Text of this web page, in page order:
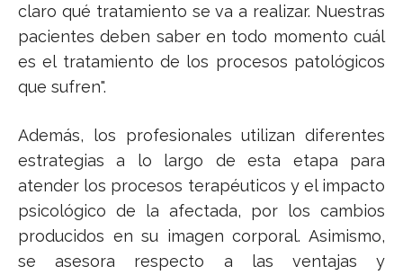
claro qué tratamiento se va a realizar. Nuestras
pacientes deben saber en todo momento cuál
es el tratamiento de los procesos patológicos
que sufren".
Además, los profesionales utilizan diferentes
estrategias a lo largo de esta etapa para
atender los procesos terapéuticos y el impacto
psicológico de la afectada, por los cambios
producidos en su imagen corporal. Asimismo,
se asesora respecto a las ventajas y